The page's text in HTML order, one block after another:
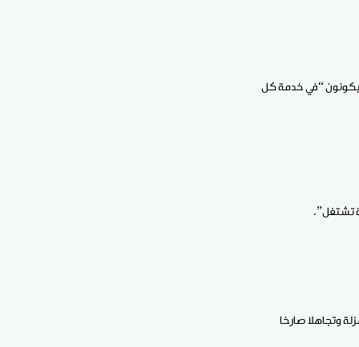
“في خدمة كل
تشتغل”.
وتجاهلا صارخا